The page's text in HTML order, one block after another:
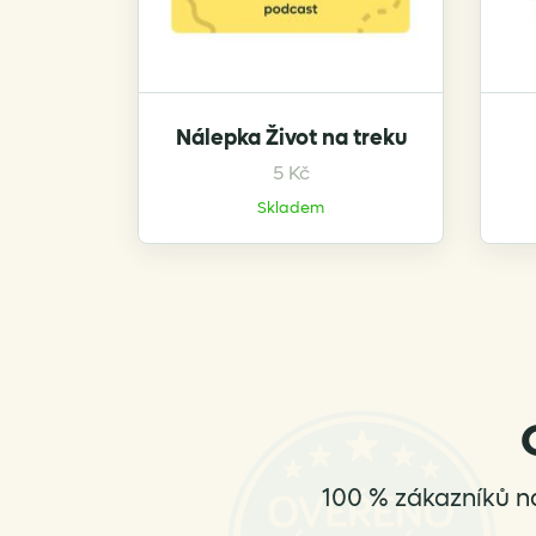
Nálepka Život na treku
5 Kč
Skladem
This
product
has
100 % zákazníků